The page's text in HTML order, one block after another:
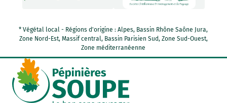
* Végétal local - Régions d'origine : Alpes, Bassin Rhône Saône Jura,
Zone Nord-Est, Massif central, Bassin Parisien Sud, Zone Sud-Ouest,
Zone méditerranéenne